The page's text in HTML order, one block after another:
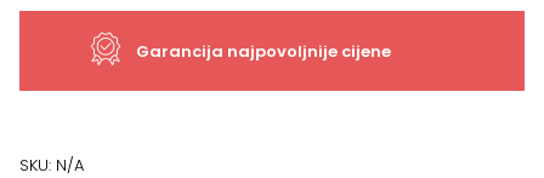
dimenzije
x
Garancija najpovoljnije cijene
SKU: N/A